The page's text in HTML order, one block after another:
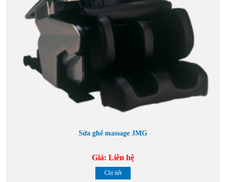
Sửa ghế massage JMG
Giá: Liên hệ
Chi tiết